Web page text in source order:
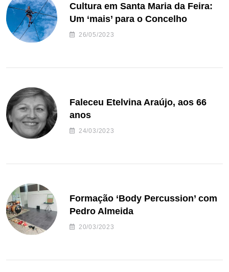
Cultura em Santa Maria da Feira:
Um ‘mais’ para o Concelho
26/05/2023
Faleceu Etelvina Araújo, aos 66
anos
24/03/2023
Formação ‘Body Percussion’ com
Pedro Almeida
20/03/2023